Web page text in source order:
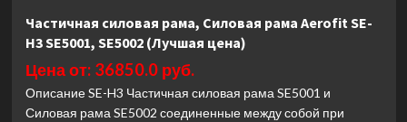
рама
Protrain
HCRD-
3100
(Лучшая
цена)
Частичная силовая рама, Силовая рама Aerofit SE-
H3 SE5001, SE5002 (Лучшая цена)
Цена от: 36850.0 руб.
Описание SE-H3 Частичная силовая рама SE5001 и
Силовая рама SE5002 соединенные между собой при